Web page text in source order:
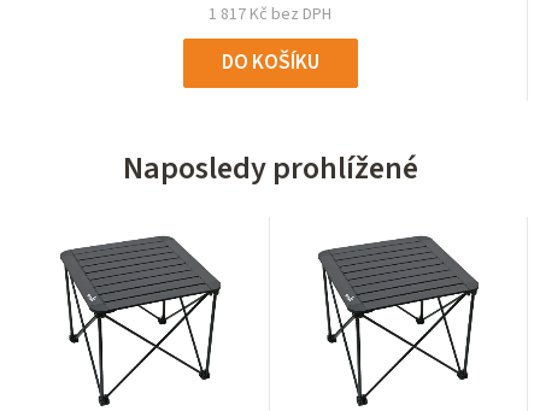
1 817 Kč bez DPH
DO KOŠÍKU
Naposledy prohlížené